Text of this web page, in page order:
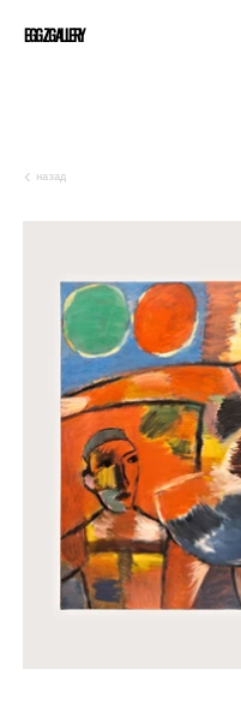
EGGZGALLERY
назад